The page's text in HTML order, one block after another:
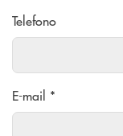
Telefono
E-mail *